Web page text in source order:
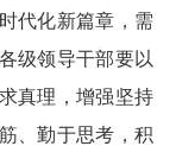
代化新篇章，需
级领导干部要以
真理，增强坚持
、勤于思考，积